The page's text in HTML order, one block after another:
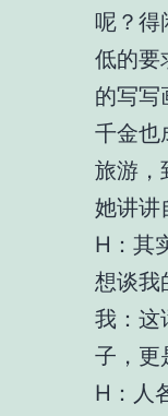
呢？得
低的要
的写写
千金也
旅游，
她讲讲
H：其
想谈我
我：这
子，更
H：人